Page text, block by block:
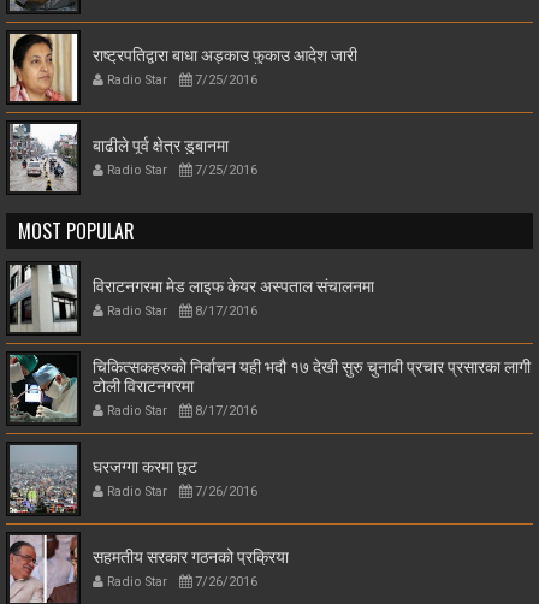
राष्ट्रपतिद्वारा बाधा अड्काउ फुकाउ आदेश जारी
Radio Star 7/25/2016
बाढीले पूर्व क्षेत्र डुबानमा
Radio Star 7/25/2016
MOST POPULAR
विराटनगरमा मेड लाइफ केयर अस्पताल संचालनमा
Radio Star 8/17/2016
चिकित्सकहरुको निर्वाचन यही भदौ १७ देखी सुरु चुनावी प्रचार प्रसारका लागी
टोली विराटनगरमा
Radio Star 8/17/2016
घरजग्गा करमा छुट
Radio Star 7/26/2016
सहमतीय सरकार गठनको प्रक्रिया
Radio Star 7/26/2016